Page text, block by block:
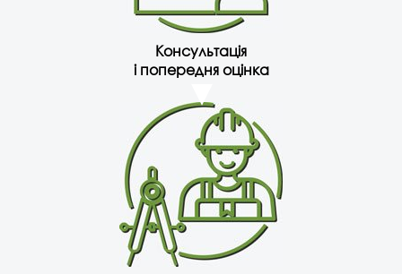
Консультація
і попередня оцінка